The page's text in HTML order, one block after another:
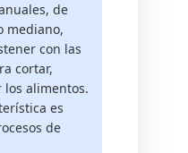
de
mediano,
con las
cortar,
alimentos.
es
de